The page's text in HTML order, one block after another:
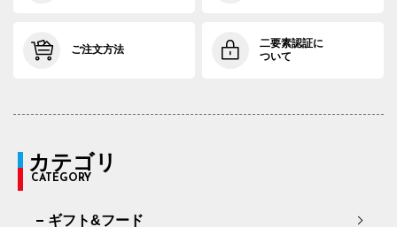
ご注文方法
二要素認証に
ついて
カテゴリ
CATEGORY
ギフト&フード